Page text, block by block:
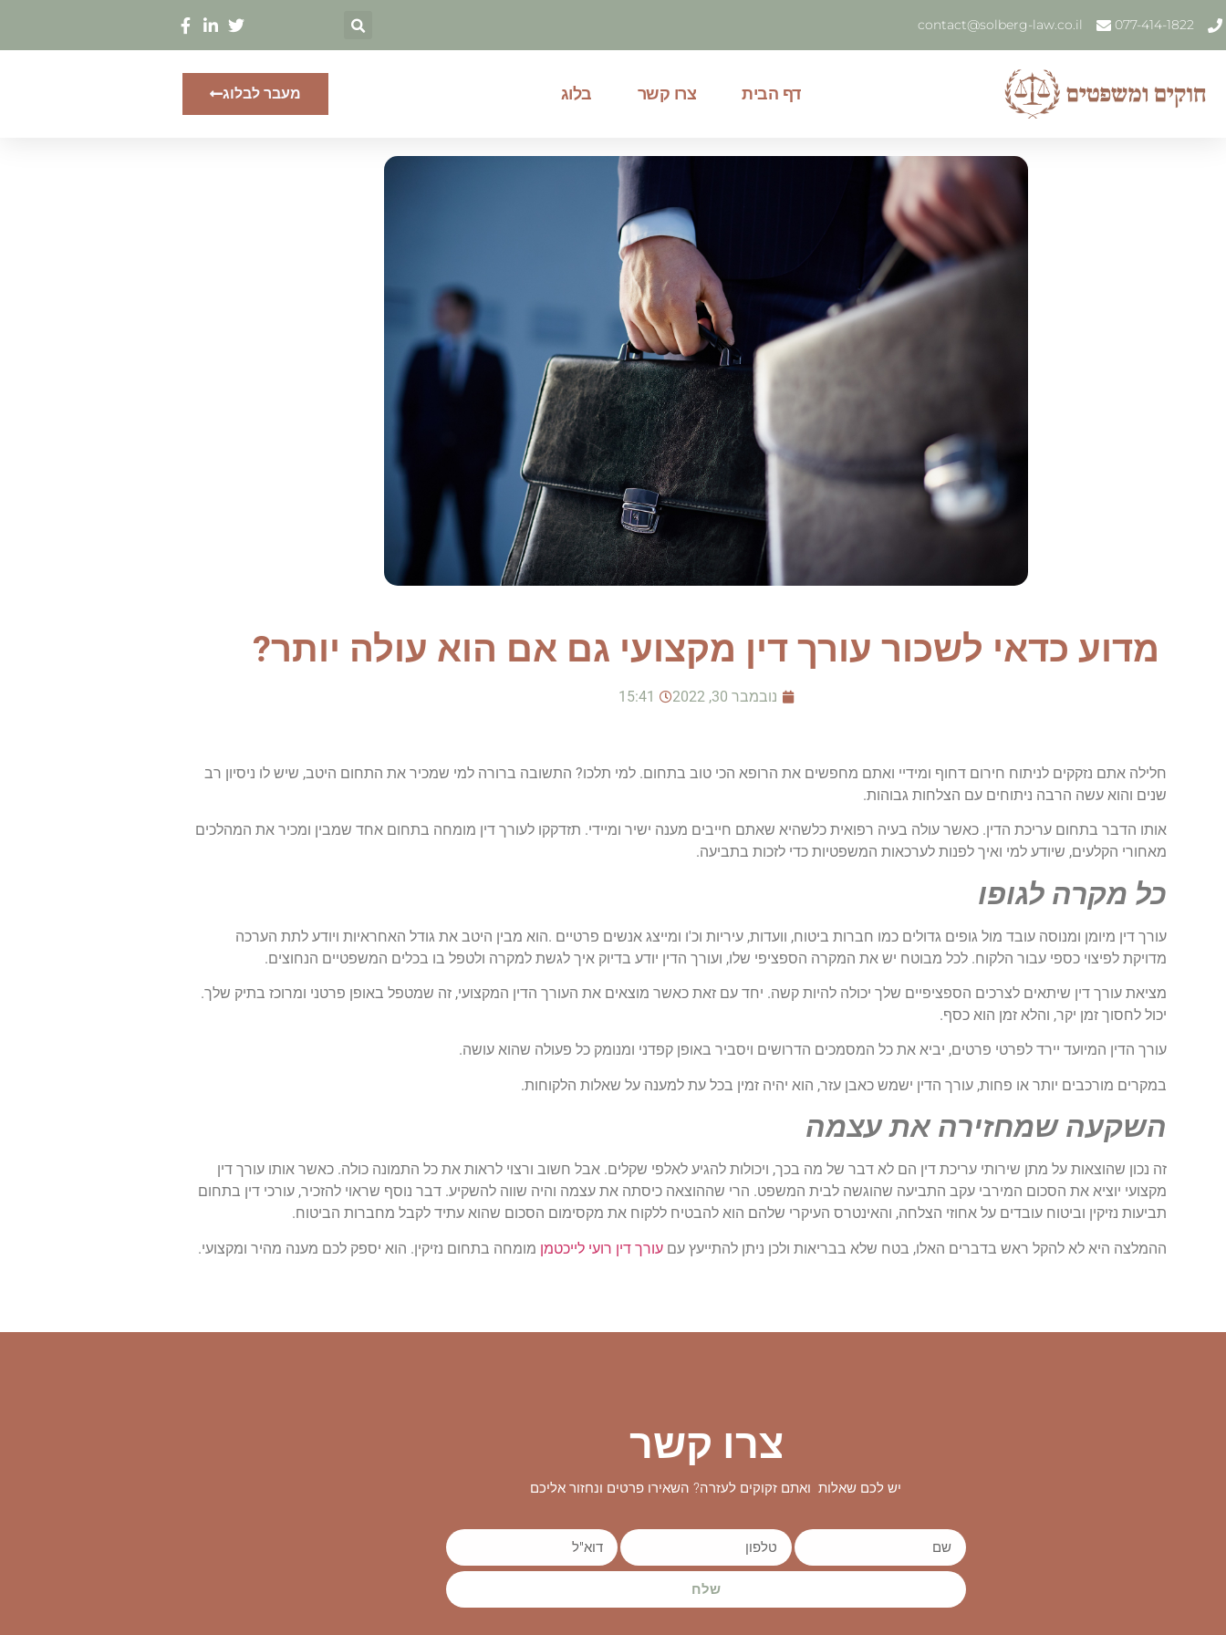
077-414-1822
contact@solberg-law.co.il
דף הבית צרו קשר בלוג מעבר לבלוג
מדוע כדאי לשכור עורך דין מקצועי גם אם הוא עולה יותר?
נובמבר 30, 2022 15:41
חלילה אתם נזקקים לניתוח חירום דחוף ומידיי ואתם מחפשים את הרופא הכי טוב בתחום. למי תלכו? התשובה ברורה למי שמכיר את התחום היטב, שיש לו ניסיון רב
שנים והוא עשה הרבה ניתוחים עם הצלחות גבוהות.
אותו הדבר בתחום עריכת הדין. כאשר עולה בעיה רפואית כלשהיא שאתם חייבים מענה ישיר ומיידי. תזדקקו לעורך דין מומחה בתחום אחד שמבין ומכיר את המהלכים
מאחורי הקלעים, שיודע למי ואיך לפנות לערכאות המשפטיות כדי לזכות בתביעה.
כל מקרה לגופו
עורך דין מיומן ומנוסה עובד מול גופים גדולים כמו חברות ביטוח, וועדות, עיריות וכ'ו ומייצג אנשים פרטיים .הוא מבין היטב את גודל האחראיות ויודע לתת הערכה
מדויקת לפיצוי כספי עבור הלקוח. לכל מבוטח יש את המקרה הספציפי שלו, ועורך הדין יודע בדיוק איך לגשת למקרה ולטפל בו בכלים המשפטיים הנחוצים.
מציאת עורך דין שיתאים לצרכים הספציפיים שלך יכולה להיות קשה. יחד עם זאת כאשר מוצאים את העורך הדין המקצועי, זה שמטפל באופן פרטני ומרוכז בתיק שלך.
יכול לחסוך זמן יקר, והלא זמן הוא כסף.
עורך הדין המיועד יירד לפרטי פרטים, יביא את כל המסמכים הדרושים ויסביר באופן קפדני ומנומק כל פעולה שהוא עושה.
במקרים מורכבים יותר או פחות, עורך הדין ישמש כאבן עזר, הוא יהיה זמין בכל עת למענה על שאלות הלקוחות.
השקעה שמחזירה את עצמה
זה נכון שהוצאות על מתן שירותי עריכת דין הם לא דבר של מה בכך, ויכולות להגיע לאלפי שקלים. אבל חשוב ורצוי לראות את כל התמונה כולה. כאשר אותו עורך דין
מקצועי יוציא את הסכום המירבי עקב התביעה שהוגשה לבית המשפט. הרי שההוצאה כיסתה את עצמה והיה שווה להשקיע. דבר נוסף שראוי להזכיר, עורכי דין בתחום
תביעות נזיקין וביטוח עובדים על אחוזי הצלחה, והאינטרס העיקרי שלהם הוא להבטיח ללקוח את מקסימום הסכום שהוא עתיד לקבל מחברות הביטוח.
ההמלצה היא לא להקל ראש בדברים האלו, בטח שלא בבריאות ולכן ניתן להתייעץ עם עורך דין רועי לייכטמן מומחה בתחום נזיקין. הוא יספק לכם מענה מהיר ומקצועי.
צרו קשר
יש לכם שאלות ואתם זקוקים לעזרה? השאירו פרטים ונחזור אליכם
שלח